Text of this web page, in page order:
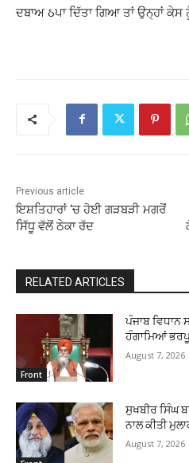
ਦਬਾਅ ઠਪਾ ਦਿੱਤਾ ਗਿਆ ਤਾਂ ਉਨ੍ਹਾਂ ਕੇਸ
Previous article
ਇਸ਼ਤਿਹਾਰਾਂ ‘ਚ ਹੋਈ ਗੜਬੜੀ ਮਗਰੋਂ
ਸਿੱਧੂ ਵੱਲੋਂ ਠੇਕਾ ਰੱਦ
RELATED ARTICLES
Front
ਪੰਜਾਬ ਵਿਧਾਨ
ਹੰਗਾਮਿਆਂ
August 7, 2026
ਸੁਖਬੀਰ ਸਿੰਘ
ਨਾਲ ਕੀਤੀ
August 7, 2026